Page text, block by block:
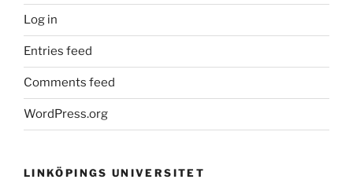
Log in
Entries feed
Comments feed
WordPress.org
LINKÖPINGS UNIVERSITET